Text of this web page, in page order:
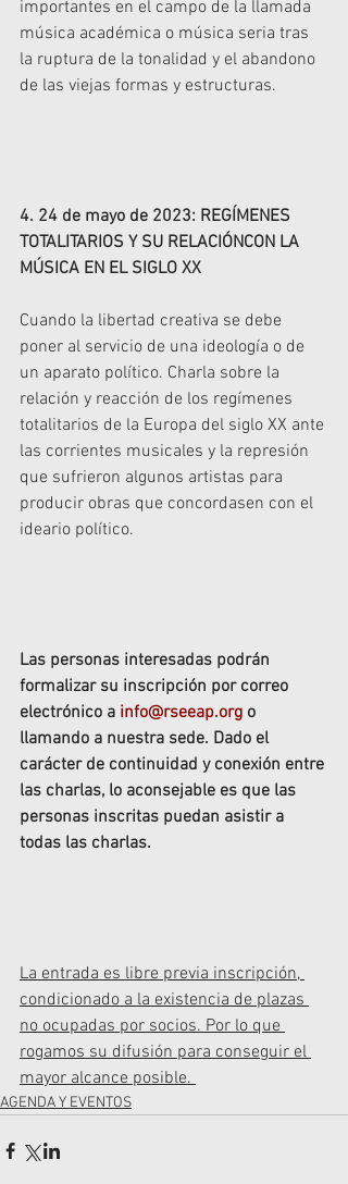
importantes en el campo de la llamada
música académica o música seria tras
la ruptura de la tonalidad y el abandono
de las viejas formas y estructuras.
4. 24 de mayo de 2023: REGÍMENES
TOTALITARIOS Y SU RELACIÓNCON LA
MÚSICA EN EL SIGLO XX
Cuando la libertad creativa se debe
poner al servicio de una ideología o de
un aparato político. Charla sobre la
relación y reacción de los regímenes
totalitarios de la Europa del siglo XX ante
las corrientes musicales y la represión
que sufrieron algunos artistas para
producir obras que concordasen con el
ideario político.
Las personas interesadas podrán
formalizar su inscripción por correo
electrónico a info@rseeap.org o
llamando a nuestra sede. Dado el
carácter de continuidad y conexión entre
las charlas, lo aconsejable es que las
personas inscritas puedan asistir a
todas las charlas.
La entrada es libre previa inscripción,
condicionado a la existencia de plazas
no ocupadas por socios. Por lo que
rogamos su difusión para conseguir el
mayor alcance posible.
AGENDA Y EVENTOS